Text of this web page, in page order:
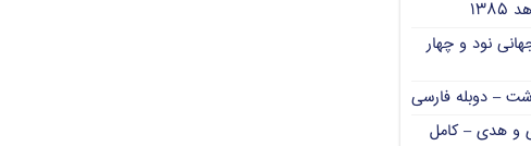
نود و چهار
– دوبله فارسی
و هدی – کامل